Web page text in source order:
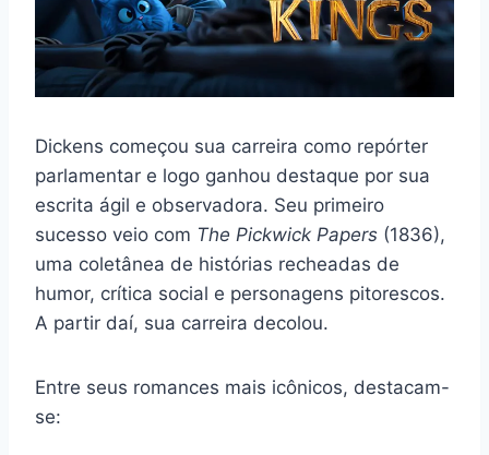
Dickens começou sua carreira como repórter
parlamentar e logo ganhou destaque por sua
escrita ágil e observadora. Seu primeiro
sucesso veio com The Pickwick Papers (1836),
uma coletânea de histórias recheadas de
humor, crítica social e personagens pitorescos.
A partir daí, sua carreira decolou.
Entre seus romances mais icônicos, destacam-
se: